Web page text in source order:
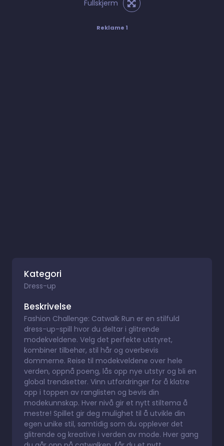
Fullskjerm
Reklame 1
Kategori
Dress-up
Beskrivelse
Fashion Challenge: Catwalk Run er en stilfuld
dress-up-spill hvor du deltar i glitrende
modekveldene. Velg det perfekte utstyret,
kombiner tilbehør, stil hår og overbevis
dommerne. Reise til modekveldene over hele
verden, oppnå poeng, lås opp nye utstyr og bli en
global trendsetter. Vinn utfordringer for å klatre
opp i toppen av ranglisten og bevis din
modekunnskap. Hver nivå gir et nytt stiltema å
mestre! Spillet gir deg mulighet til å utvikle din
egen unike stil, samtidig som du opplever det
glitrende og kreative i verden av mode. Hver gang